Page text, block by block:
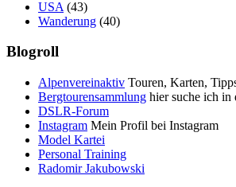
USA (43)
Wanderung (40)
Blogroll
Alpenvereinaktiv Touren, Karten,
Bergtourensammlung hier suche ich in
DSLR-Forum
Instagram Mein Profil bei Instagram
Model Kartei
Personal Training
Radomir Jakubowski